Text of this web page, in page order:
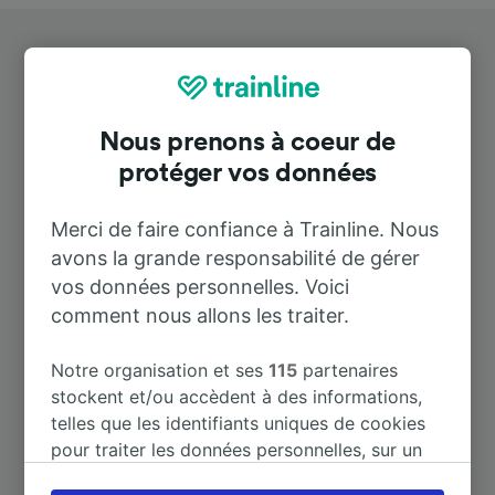
Destinations populaires depuis
À Vienne (Autriche) 2 h 22 m
Nous prenons à coeur de
protéger vos données
Merci de faire confiance à Trainline. Nous
avons la grande responsabilité de gérer
vos données personnelles. Voici
comment nous allons les traiter.
Notre organisation et ses115 partenaires
stockent et/ou accèdent à des informations,
telles que les identifiants uniques de cookies
pour traiter les données personnelles, sur un